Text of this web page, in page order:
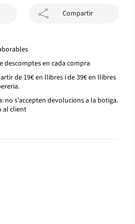
Compartir
descomptes en cada compra
de 19€ en llibres i de 39€ en llibres
no s'accepten devolucions a la botiga.
al client